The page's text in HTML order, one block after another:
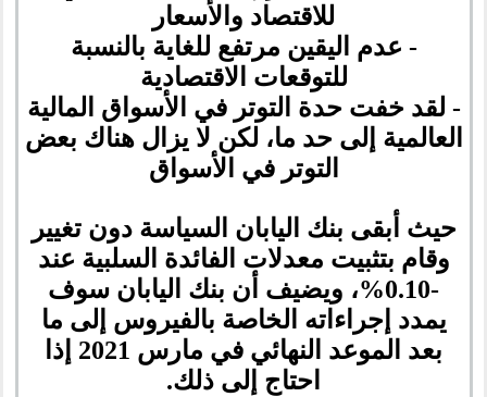
للاقتصاد والأسعار
- عدم اليقين مرتفع للغاية بالنسبة
للتوقعات الاقتصادية
- لقد خفت حدة التوتر في الأسواق المالية
العالمية إلى حد ما، لكن لا يزال هناك بعض
التوتر في الأسواق
حيث أبقى بنك اليابان السياسة دون تغيير
وقام بتثبيت معدلات الفائدة السلبية عند
-0.10%، ويضيف أن بنك اليابان سوف
يمدد إجراءاته الخاصة بالفيروس إلى ما
بعد الموعد النهائي في مارس 2021 إذا
احتاج إلى ذلك.